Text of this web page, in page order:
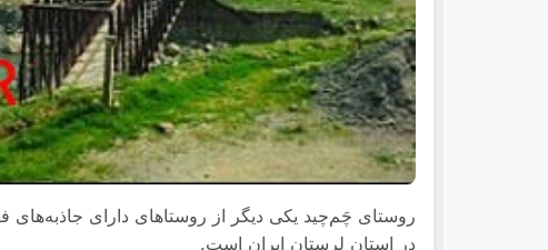
روستای چَم‌چید یکی دیگر از روستاهای دارای
در استان لرستان ایران است.